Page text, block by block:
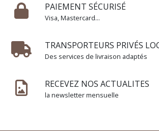
PAIEMENT SÉCURISÉ
Visa, Mastercard...
TRANSPORTEURS PRIVÉS
Des services de livraison adaptés
RECEVEZ NOS ACTUALITES
la newsletter mensuelle
Homme
Afficher
résultats